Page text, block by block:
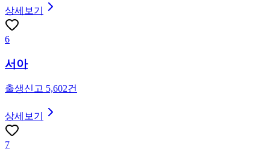
상세보기
6
서아
출생신고 5,602건
상세보기
7